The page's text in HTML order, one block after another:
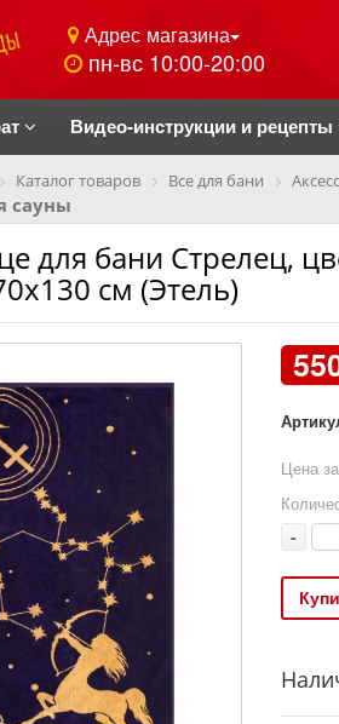
Адрес магазина
пн-вс 10:00-20:00
Видео-инструкции и рецепты
Каталог товаров Все для бани
сауны
для бани Стрелец,
см (Этель)
Цена
-